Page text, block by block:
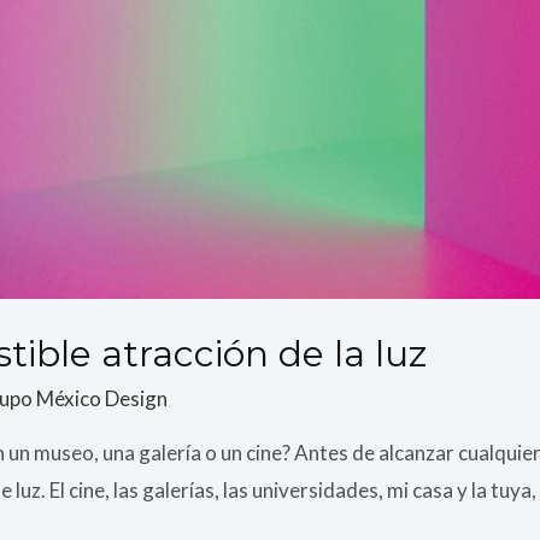
atracción de la luz
México Design
museo, una galería o un cine? Antes de alcanzar
El cine, las galerías, las universidades, mi casa y la